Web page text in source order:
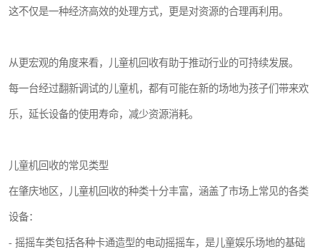
这不仅是一种经济高效的处理方式，更是对资源的合理再利用。
从更宏观的角度来看，儿童机回收有助于推动行业的可持续发展。
每一台经过翻新调试的儿童机，都有可能在新的场地为孩子们带来欢
乐，延长设备的使用寿命，减少资源消耗。
儿童机回收的常见类型
在肇庆地区，儿童机回收的种类十分丰富，涵盖了市场上常见的各类
设备：
- 摇摇车类包括各种卡通造型的电动摇摇车，是儿童娱乐场地的基础